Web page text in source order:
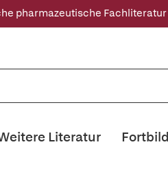
pharmazeutische Fachliteratur
Literatur